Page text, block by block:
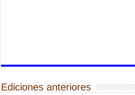
Ediciones anteriores